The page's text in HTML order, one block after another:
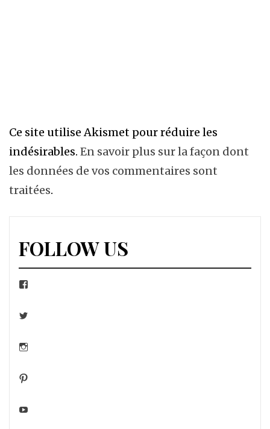
Ce site utilise Akismet pour réduire les
indésirables. En savoir plus sur la façon dont
les données de vos commentaires sont
traitées.
FOLLOW US
Facebook
Twitter
Instagram
Pinterest
YouTube